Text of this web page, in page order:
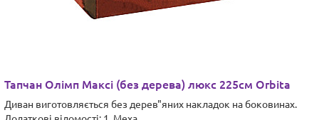
Тапчан Олімп Максі (без дерева) люкс 225см Orbita
Диван виготовляється без дерев"яних накладок на боковинах.